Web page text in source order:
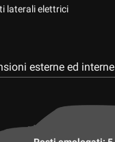
laterali elettrici
esterne ed interne